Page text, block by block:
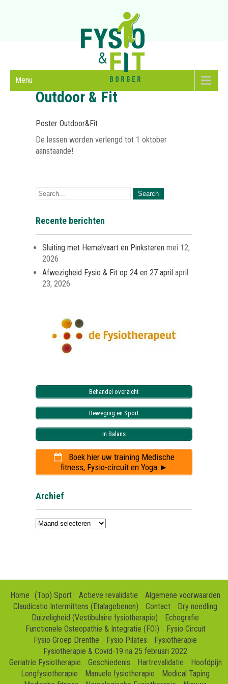
Menu
Outdoor & Fit
Poster Outdoor&Fit
De lessen worden verlengd tot 1 oktober
aanstaande!
Recente berichten
Sluiting met Hemelvaart en Pinksteren mei 12,
2026
Afwezigheid Fysio & Fit op 24 en 27 april april
23, 2026
Behandel overzicht
Beweging en Sport
In Balans
Boek hier uw training Medische
fitness, Fysio-circuit en Yoga ►
Archief
Archief
Home (Top) Sport Actieve revalidatie
Algemene voorwaarden
Claudicatio Intermittens (Etalagebenen)
Contact
Dry needling
Duizeligheid (Vestibulaire fysiotherapie)
Echografie
Functionele Osteopathie & Integratie (FOI)
Fysio Circuit
Fysio Groep Drenthe
Fysio Pilates
Fysiotherapie
Fysiotherapie & Covid-19 na 25 februari 2022
Geriatrie Fysiotherapie
Geschiedenis Hartrevalidatie
Hoofdpijn
Longfysiotherapie
Manuele fysiotherapie
Medical Taping